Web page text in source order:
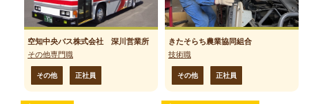
空知中央バス株式会社 深川営業所
その他専門職
その他 正社員
きたそらち農業協同組合
技術職
その他 正社員